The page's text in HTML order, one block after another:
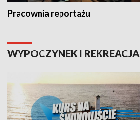
Pracownia reportażu
WYPOCZYNEK I REKREACJA